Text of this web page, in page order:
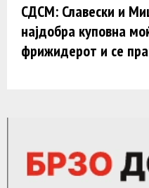
СДСМ: Славески и
најдобра куповна
фрижидерот и се